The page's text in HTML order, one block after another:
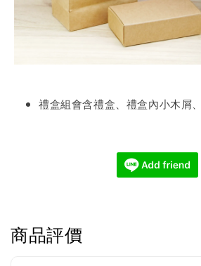
禮盒組會含禮盒、禮盒內小木屑
商品評價